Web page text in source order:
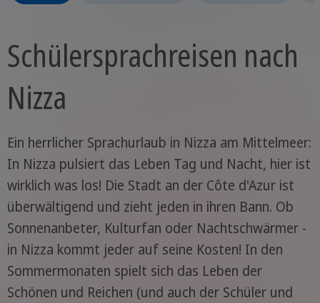
Schülersprachreisen nach
Nizza
Ein herrlicher Sprachurlaub in Nizza am Mittelmeer:
In Nizza pulsiert das Leben Tag und Nacht, hier ist
wirklich was los! Die Stadt an der Côte d'Azur ist
überwältigend und zieht jeden in ihren Bann. Ob
Sonnenanbeter, Kulturfan oder Nachtschwärmer -
in Nizza kommt jeder auf seine Kosten! In den
Sommermonaten spielt sich das Leben der
Schönen und Reichen (und auch der Schüler und